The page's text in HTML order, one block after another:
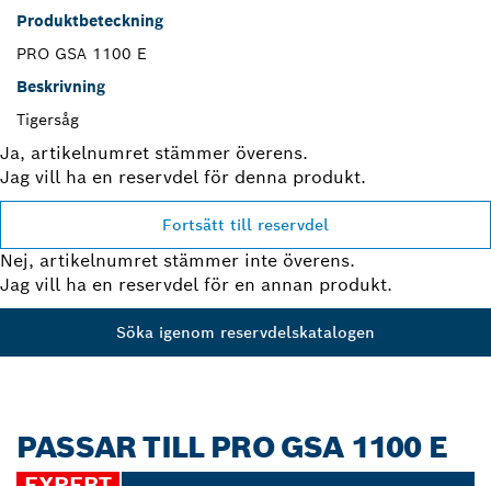
Produktbeteckning
PRO GSA 1100 E
Beskrivning
Tigersåg
Ja, artikelnumret stämmer överens.
Jag vill ha en reservdel för denna produkt.
Fortsätt till reservdel
Nej, artikelnumret stämmer inte överens.
Jag vill ha en reservdel för en annan produkt.
Söka igenom reservdelskatalogen
PASSAR TILL PRO GSA 1100 E